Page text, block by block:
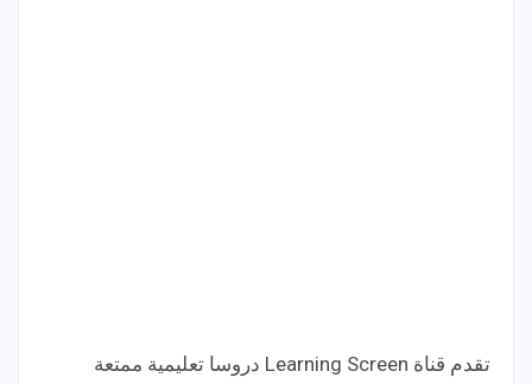
تقدم قناة Learning Screen دروسا تعليمية ممتعة